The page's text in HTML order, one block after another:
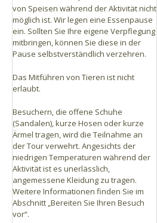
von Speisen während der Aktivität nicht
möglich ist. Wir legen eine Essenpause
ein. Sollten Sie Ihre eigene Verpflegung
mitbringen, können Sie diese in der
Pause selbstverständlich verzehren.
Das Mitführen von Tieren ist nicht
erlaubt.
Besuchern, die offene Schuhe
(Sandalen), kurze Hosen oder kurze
Ärmel tragen, wird die Teilnahme an
der Tour verwehrt. Angesichts der
niedrigen Temperaturen während der
Aktivität ist es unerlässlich,
angemessene Kleidung zu tragen.
Weitere Informationen finden Sie im
Abschnitt „Bereiten Sie Ihren Besuch
vor“.